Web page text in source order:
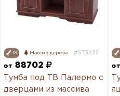
18 Массив дерева #ST3422
от
88702
Тумба под ТВ Палермо с
дверцами из массива
от